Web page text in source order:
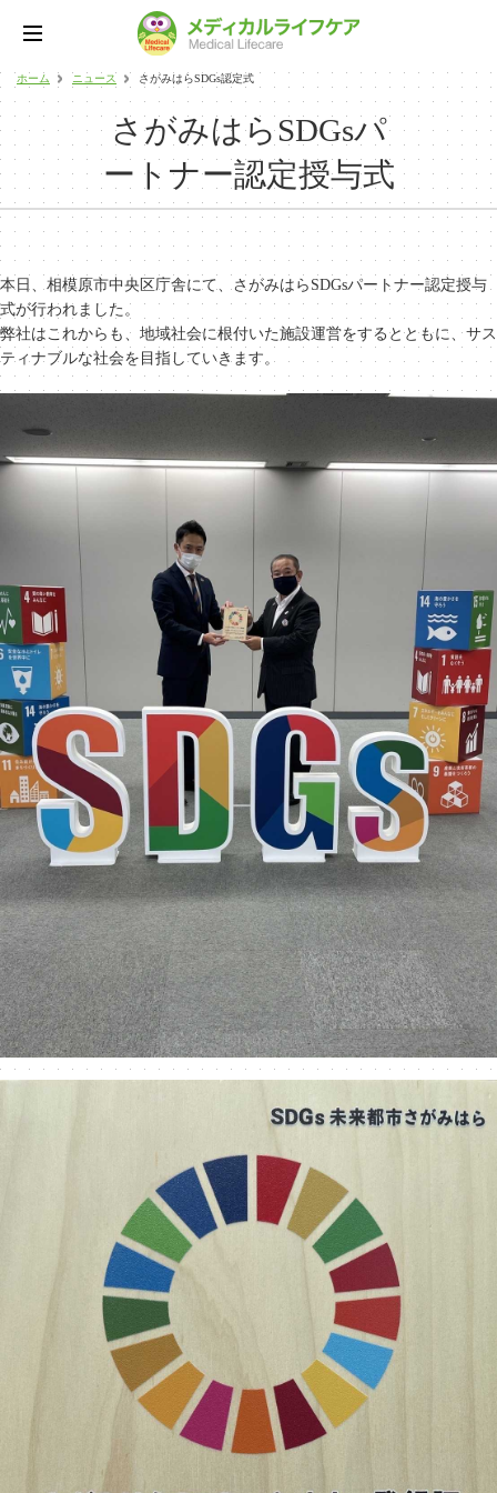
ホーム ニュース さがみはらSDGs認定式
さがみはらSDGsパ
ートナー認定授与式
本日、相模原市中央区庁舎にて、さがみはらSDGsパートナー認定授与
式が行われました。
弊社はこれからも、地域社会に根付いた施設運営をするとともに、サス
ティナブルな社会を目指していきます。